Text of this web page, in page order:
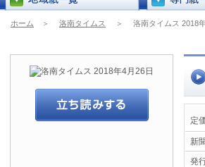
ホーム ＞ 洛南タイムス ＞ 洛南タイムス 2018
定
新
発